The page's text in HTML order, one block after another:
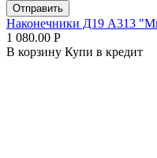
Отправить
Наконечники Д19 А313
1 080.00 Р
В корзину Купи в кредит